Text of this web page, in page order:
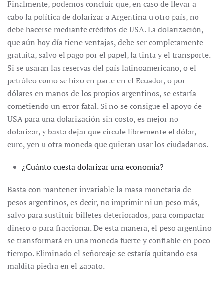
Finalmente, podemos concluir que, en caso de llevar a
cabo la política de dolarizar a Argentina u otro país, no
debe hacerse mediante créditos de USA. La dolarización,
que aún hoy día tiene ventajas, debe ser completamente
gratuita, salvo el pago por el papel, la tinta y el transporte.
Si se usaran las reservas del país latinoamericano, o el
petróleo como se hizo en parte en el Ecuador, o por
dólares en manos de los propios argentinos, se estaría
cometiendo un error fatal. Si no se consigue el apoyo de
USA para una dolarización sin costo, es mejor no
dolarizar, y basta dejar que circule libremente el dólar,
euro, yen u otra moneda que quieran usar los ciudadanos.
¿Cuánto cuesta dolarizar una economía?
Basta con mantener invariable la masa monetaria de
pesos argentinos, es decir, no imprimir ni un peso más,
salvo para sustituir billetes deteriorados, para compactar
dinero o para fraccionar. De esta manera, el peso argentino
se transformará en una moneda fuerte y confiable en poco
tiempo. Eliminado el señoreaje se estaría quitando esa
maldita piedra en el zapato.